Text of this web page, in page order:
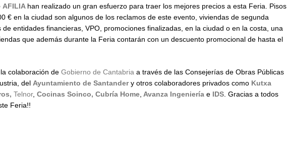
AFILIA han realizado un gran esfuerzo para traer los mejores precios a esta Feria. Pisos
€ en la ciudad son algunos de los reclamos de este evento, viviendas de segunda
entidades financieras, VPO, promociones finalizadas, en la ciudad o en la costa, una
que además durante la Feria contarán con un descuento promocional de hasta el
colaboración de Gobierno de Cantabria a través de las Consejerías de Obras Públicas
del Ayuntamiento de Santandery otros colaboradores privados como Kutxa
Telnor, Cocinas Soinco, Cubría Home Avanza Ingeniería e IDS . Gracias a todos
Feria!!